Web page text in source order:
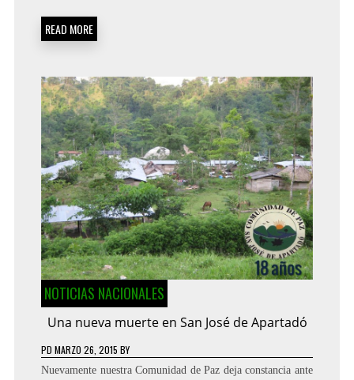
READ MORE
NOTICIAS NACIONALES
Una nueva muerte en San José de Apartadó
PD MARZO 26, 2015 BY
Nuevamente nuestra Comunidad de Paz deja constancia ante